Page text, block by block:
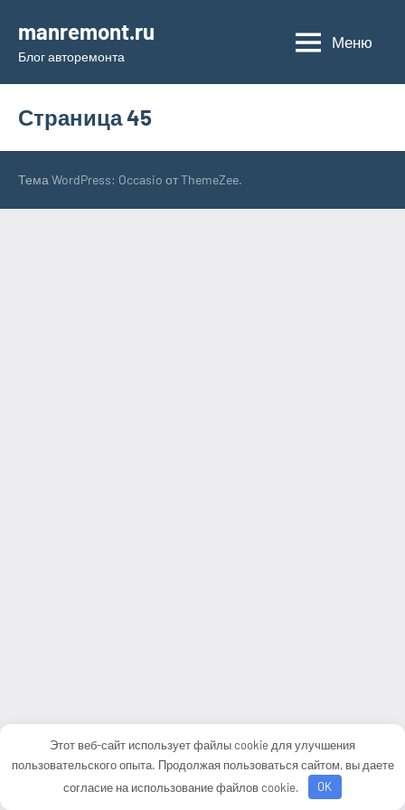
содержимому
manremont.ru
Блог авторемонта
Меню
Страница 45
Тема WordPress: Occasio от ThemeZee.
Этот веб-сайт использует файлы cookie для улучшения
пользовательского опыта. Продолжая пользоваться сайтом, вы даете
согласие на использование файлов cookie.
OK